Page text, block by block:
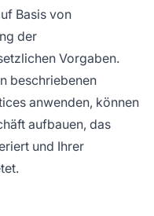
Basis von
der
Vorgaben.
beschriebenen
anwenden, können
aufbauen, das
und Ihrer